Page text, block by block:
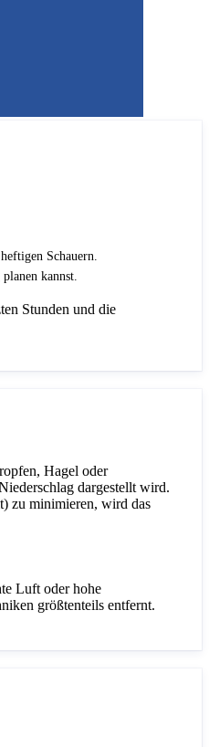
Schauern.
kannst.
Stunden und die
Hagel oder
dargestellt wird.
zu minimieren, wird das
Luft oder hohe
größtenteils entfernt.